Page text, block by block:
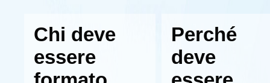
Chi deve
essere
Perché
deve